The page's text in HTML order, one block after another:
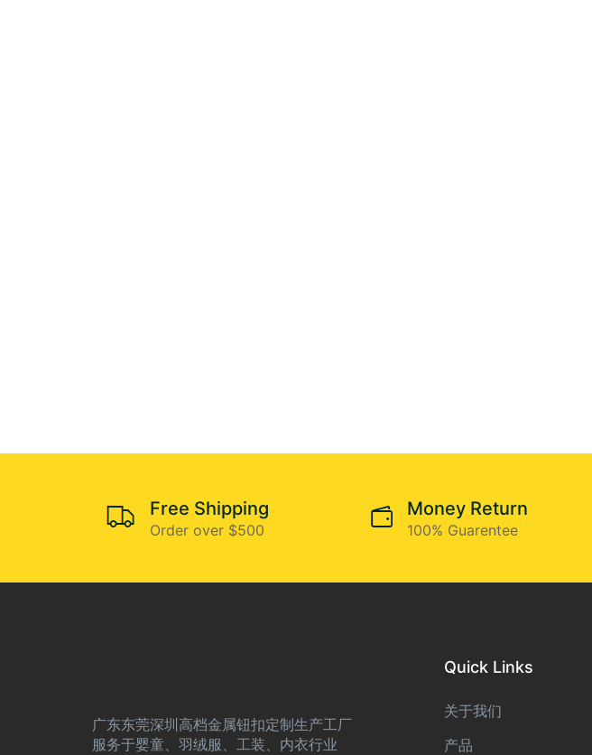
Free Shipping
Order over $500
Money Return
100% Guarentee
广东东莞深圳高档金属钮扣定制生产工厂
服务于婴童、羽绒服、工装、内衣行业
Quick Links
关于我们
产品